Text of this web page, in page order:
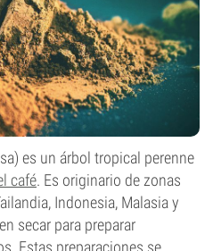
es un árbol tropical perenne
café. Es originario de zonas
Indonesia, Malasia y
secar para preparar
Estas preparaciones se